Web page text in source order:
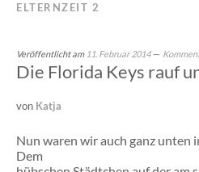
ELTERNZEIT 2
Veröffentlicht am 11. Februar 2014
Die Florida Keys rauf
von Katja
Nun waren wir auch ganz unten
Dem